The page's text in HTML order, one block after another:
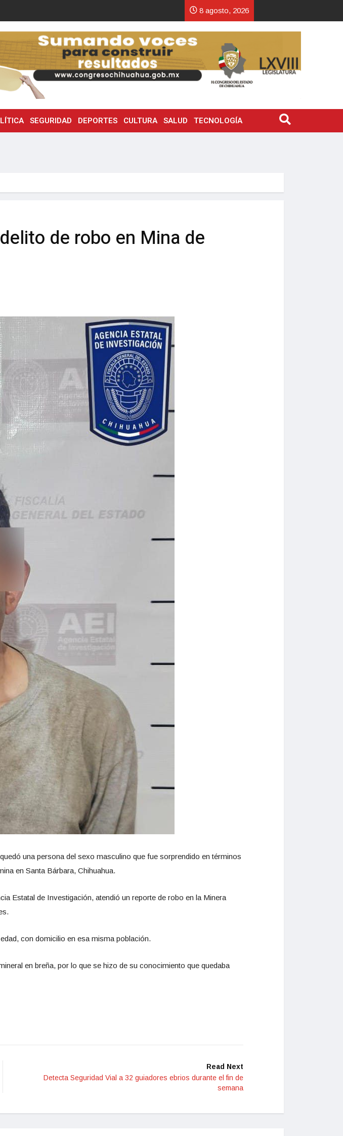
8 agosto, 2026
SEGURIDAD DEPORTES CULTURA SALUD TECNOLOGÍA
de robo en Mina de
una persona del sexo masculino que fue sorprendido en términos
en Santa Bárbara, Chihuahua.
Estatal de Investigación, atendió un reporte de robo en la Minera
con domicilio en esa misma población.
en breña, por lo que se hizo de su conocimiento que quedaba
Read Next
Detecta Seguridad Vial a 32 guiadores ebrios durante el fin de
semana